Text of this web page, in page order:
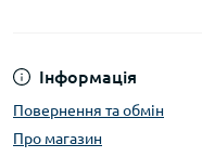
Інформація
Повернення та обмін
Про магазин